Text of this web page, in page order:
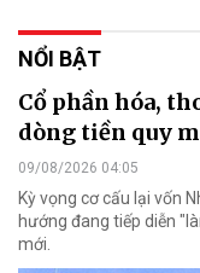
NỔI BẬT
Cổ phần hóa,
dòng tiền quy
09/08/2026 04:05
Kỳ vọng cơ cấu lại vốn
hướng đang tiếp diễn
mới.